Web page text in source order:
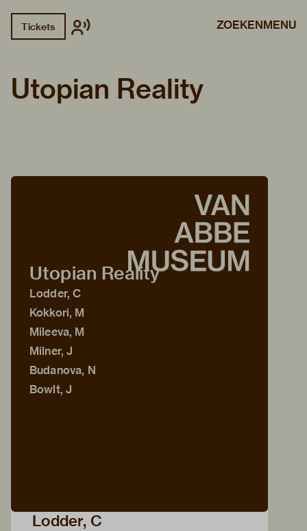
Tickets ZOEKENMENU
Utopian Reality
Utopian Reality
Lodder, C
Kokkori, M
Mileeva, M
Milner, J
Budanova, N
Bowlt, J
Lodder, C